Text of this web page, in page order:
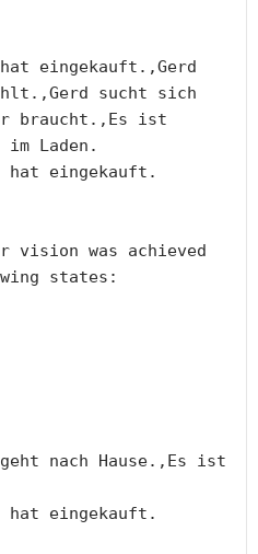
eingekauft.,Gerd
sucht sich
braucht.,Es ist
Laden.
hat eingekauft.
vision was achieved
states:
nach Hause.,Es ist
hat eingekauft.